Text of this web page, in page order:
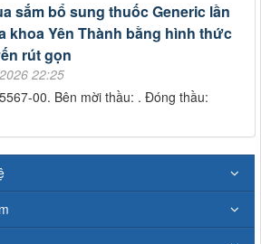
sắm bổ sung thuốc Generic lần
khoa Yên Thành bằng hình thức
rút gọn
22:25
00. Bên mời thầu: . Đóng thầu: